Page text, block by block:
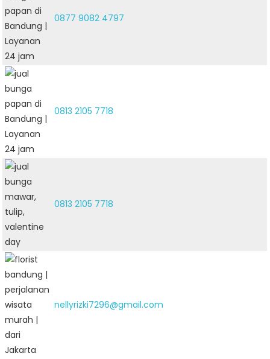
0877 9082 4797
0813 2105 7718
0813 2105 7718
nellyrizki7296@gmail.com